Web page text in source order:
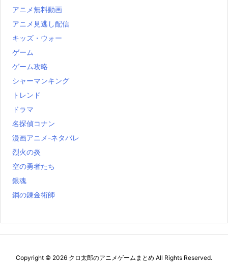
アニメ無料動画
アニメ見逃し配信
キッズ・ウォー
ゲーム
ゲーム攻略
シャーマンキング
トレンド
ドラマ
名探偵コナン
漫画アニメ-ネタバレ
烈火の炎
空の勇者たち
銀魂
鋼の錬金術師
Copyright © 2026 クロ太郎のアニメゲームまとめ All Rights Reserved.